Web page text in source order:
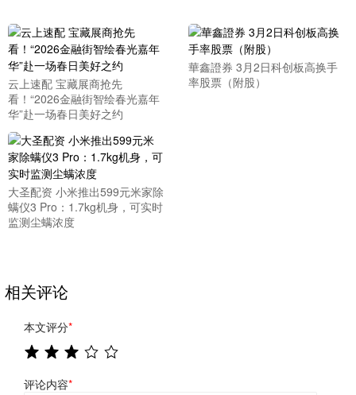
云上速配 宝藏展商抢先
看！“2026金融街智绘春光嘉年
华”赴一场春日美好之约
華鑫證券 3月2日科创板高换手
率股票（附股）
大圣配资 小米推出599元米家除
螨仪3 Pro：1.7kg机身，可实时
监测尘螨浓度
相关评论
本文评分*
评论内容*